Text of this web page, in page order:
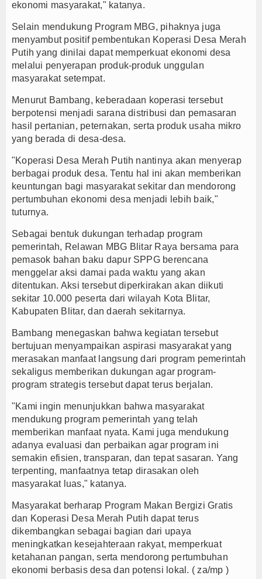
ekonomi masyarakat," katanya.
Selain mendukung Program MBG, pihaknya juga
menyambut positif pembentukan Koperasi Desa Merah
Putih yang dinilai dapat memperkuat ekonomi desa
melalui penyerapan produk-produk unggulan
masyarakat setempat.
Menurut Bambang, keberadaan koperasi tersebut
berpotensi menjadi sarana distribusi dan pemasaran
hasil pertanian, peternakan, serta produk usaha mikro
yang berada di desa-desa.
"Koperasi Desa Merah Putih nantinya akan menyerap
berbagai produk desa. Tentu hal ini akan memberikan
keuntungan bagi masyarakat sekitar dan mendorong
pertumbuhan ekonomi desa menjadi lebih baik,"
tuturnya.
Sebagai bentuk dukungan terhadap program
pemerintah, Relawan MBG Blitar Raya bersama para
pemasok bahan baku dapur SPPG berencana
menggelar aksi damai pada waktu yang akan
ditentukan. Aksi tersebut diperkirakan akan diikuti
sekitar 10.000 peserta dari wilayah Kota Blitar,
Kabupaten Blitar, dan daerah sekitarnya.
Bambang menegaskan bahwa kegiatan tersebut
bertujuan menyampaikan aspirasi masyarakat yang
merasakan manfaat langsung dari program pemerintah
sekaligus memberikan dukungan agar program-
program strategis tersebut dapat terus berjalan.
"Kami ingin menunjukkan bahwa masyarakat
mendukung program pemerintah yang telah
memberikan manfaat nyata. Kami juga mendukung
adanya evaluasi dan perbaikan agar program ini
semakin efisien, transparan, dan tepat sasaran. Yang
terpenting, manfaatnya tetap dirasakan oleh
masyarakat luas," katanya.
Masyarakat berharap Program Makan Bergizi Gratis
dan Koperasi Desa Merah Putih dapat terus
dikembangkan sebagai bagian dari upaya
meningkatkan kesejahteraan rakyat, memperkuat
ketahanan pangan, serta mendorong pertumbuhan
ekonomi berbasis desa dan potensi lokal. ( za/mp )